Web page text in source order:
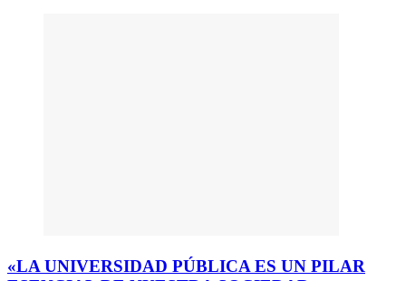
«LA UNIVERSIDAD PÚBLICA ES UN PILAR